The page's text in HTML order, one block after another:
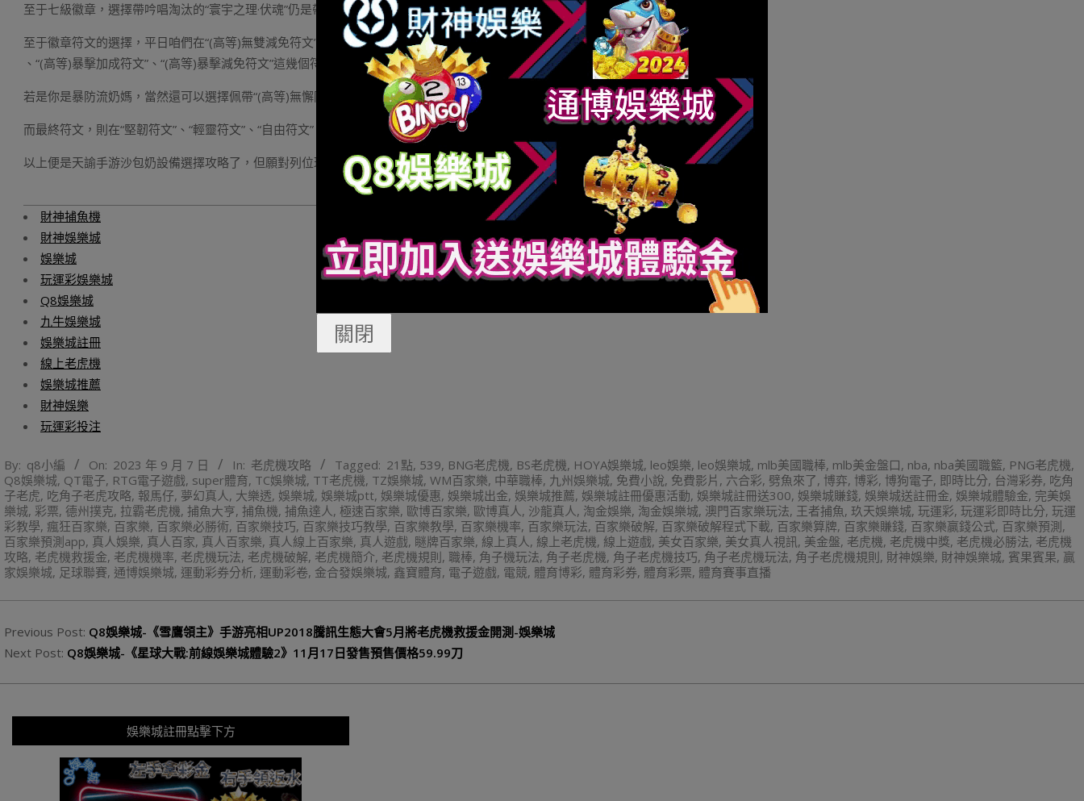
至于七級徽章，選擇帶吟唱淘汰的“寰宇之理·伏魂”仍是帶挪移速率的“寰宇之理·伏影”，就望人人的喜愛需求啦~
至于徽章符文的選擇，平日咱們在“(高等)無雙減免符文”、 “(高等)暴擊符文”
、“(高等)暴擊加成符文”、“(高等)暴擊減免符文”這幾個符文中依據腳色屬性，選擇性搭配平凡、高等的符文。
若是你是暴防流奶媽，當然還可以選擇佩帶“(高等)無懈防御符文”。
而最終符文，則在“堅韌符文”、“輕靈符文”、“自由符文”、“迅捷符文”當選擇。
以上便是天諭手游沙包奶設備選擇攻略了，但願對列位玩家有輔助。
財神捕魚機
財神娛樂城
娛樂城
玩運彩娛樂城
Q8娛樂城
九牛娛樂城
娛樂城註冊
線上老虎機
娛樂城推薦
財神娛樂
玩運彩投注
09-
07
By: q8小編 On: 2023 年 9 月 7 日 In: 老虎機攻略 Tagged: 21點, 539, BNG老虎機, BS老虎機, HOYA娛樂城, leo娛樂, leo娛樂城, mlb美國職棒, mlb美金盤口, nba, nba美國職籃, PNG老虎機,
Q8娛樂城, QT電子, RTG電子遊戲, super體育, TC娛樂城, TT老虎機, TZ娛樂城, WM百家樂, 中華職棒, 九州娛樂城, 免費小說, 免費影片 , 六合彩, 劈魚來了, 博弈, 博彩, 博狗電子, 即時比分, 台灣彩券, 吃角
子老虎, 吃角子老虎攻略, 報馬仔, 夢幻真人, 大樂透, 娛樂城, 娛樂城ptt, 娛樂城優惠, 娛樂城出金, 娛樂城推薦, 娛樂城註冊優惠活動, 娛樂城註冊送300, 娛樂城賺錢, 娛樂城送註冊金, 娛樂城體驗金, 完美娛
樂城, 彩票, 德州撲克, 拉霸老虎機, 捕魚大亨, 捕魚機, 捕魚達人, 極速百家樂, 歐博百家樂, 歐博真人, 沙龍真人, 淘金娛樂, 淘金娛樂城, 澳門百家樂玩法, 王者捕魚, 玖天娛樂城, 玩運彩, 玩運彩即時比分, 玩運
彩教學, 瘋狂百家樂, 百家樂, 百家樂必勝術, 百家樂技巧, 百家樂技巧教學, 百家樂教學, 百家樂機率, 百家樂玩法, 百家樂破解, 百家樂破解程式下載, 百家樂算牌, 百家樂賺錢, 百家樂贏錢公式, 百家樂預測 ,
百家樂預測app, 真人娛樂, 真人百家, 真人百家樂, 真人線上百家樂, 真人遊戲, 瞇牌百家樂, 線上真人, 線上老虎機, 線上遊戲, 美女百家樂, 美女真人視訊, 美金盤, 老虎機, 老虎機中獎, 老虎機必勝法, 老虎機
攻略, 老虎機救援金, 老虎機機率, 老虎機玩法, 老虎機破解, 老虎機簡介, 老虎機規則, 職棒, 角子機玩法, 角子老虎機, 角子老虎機技巧, 角子老虎機玩法, 角子老虎機規則, 財神娛樂, 財神娛樂城, 賓果賓果, 贏
家娛樂城, 足球聯賽, 通博娛樂城, 運動彩券分析, 運動彩卷, 金合發娛樂城, 鑫寶體育, 電子遊戲, 電競, 體育博彩, 體育彩券, 體育彩票, 體育賽事直播
Previous Post: Q8娛樂城-《雪鷹領主》手游亮相UP2018騰訊生態大會5月將老虎機救援金開測-娛樂城
Next Post: Q8娛樂城-《星球大戰:前線娛樂城體驗2》11月17日發售預售價格59.99刀
娛樂城註冊點擊下方
關閉